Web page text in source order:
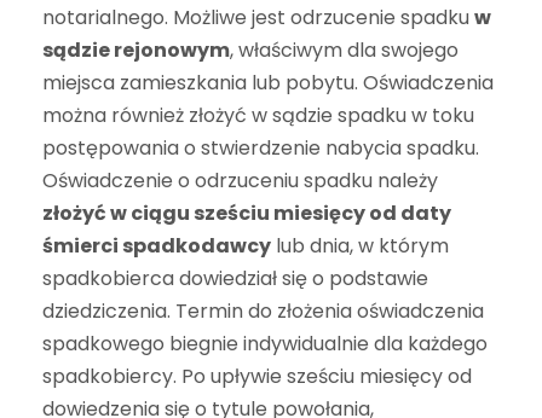
notarialnego. Możliwe jest odrzucenie spadkuw
sądzie rejonowym, właściwym dla swojego
miejsca zamieszkania lub pobytu. Oświadczenia
można również złożyć w sądzie spadku w toku
postępowania o stwierdzenie nabycia spadku.
Oświadczenie o odrzuceniu spadku należy
złożyć w ciągu sześciu miesięcy od daty
śmierci spadkodawcy lub dnia, w którym
spadkobierca dowiedział się o podstawie
dziedziczenia. Termin do złożenia oświadczenia
spadkowego biegnie indywidualnie dla każdego
spadkobiercy. Po upływie sześciu miesięcy od
dowiedzenia się o tytule powołania,